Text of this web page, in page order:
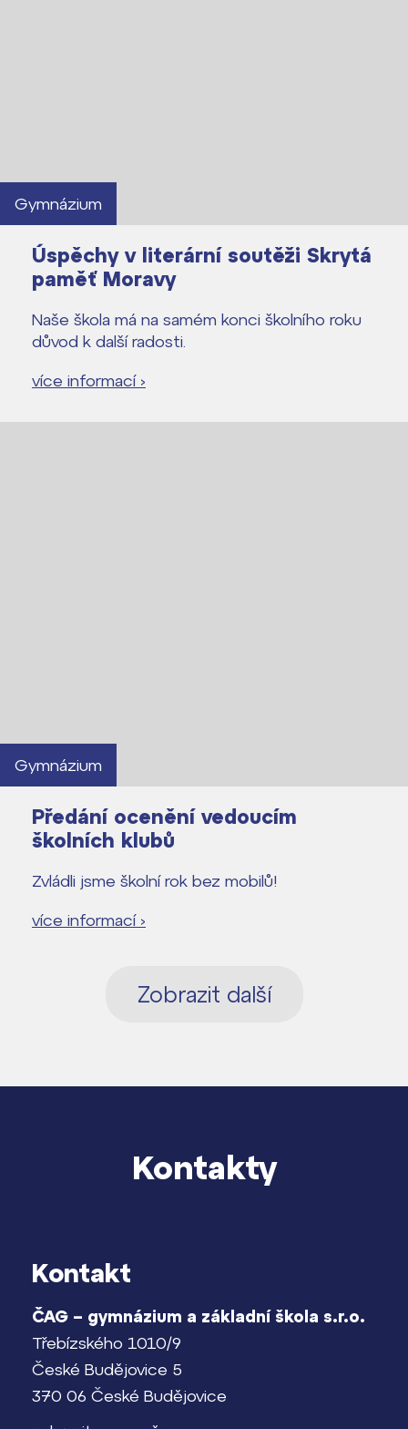
Gymnázium
Úspěchy v literární soutěži Skrytá
paměť Moravy
Naše škola má na samém konci školního roku
důvod k další radosti.
více informací ›
Gymnázium
Předání ocenění vedoucím
školních klubů
Zvládli jsme školní rok bez mobilů!
více informací ›
Zobrazit další
Kontakty
Kontakt
ČAG – gymnázium a základní škola s.r.o.
Třebízského 1010/9
České Budějovice 5
370 06 České Budějovice